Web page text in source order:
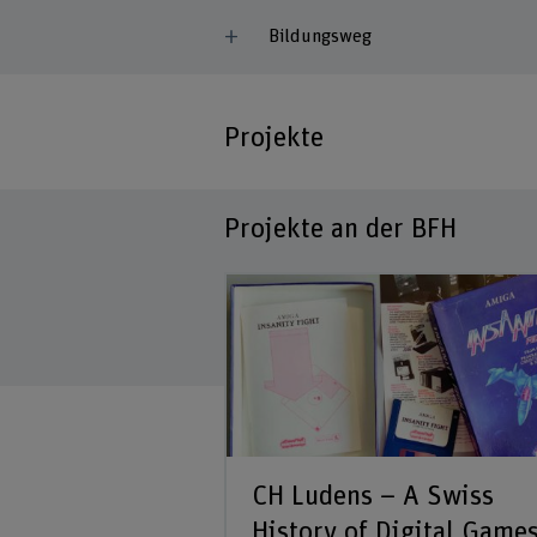
Bildungsweg
Projekte
Projekte an der BFH
CH Ludens – A Swiss